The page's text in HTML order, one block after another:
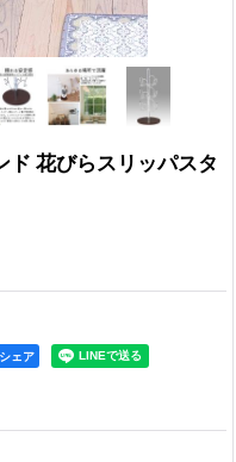
ド 花びらスリッパスタ
ェア